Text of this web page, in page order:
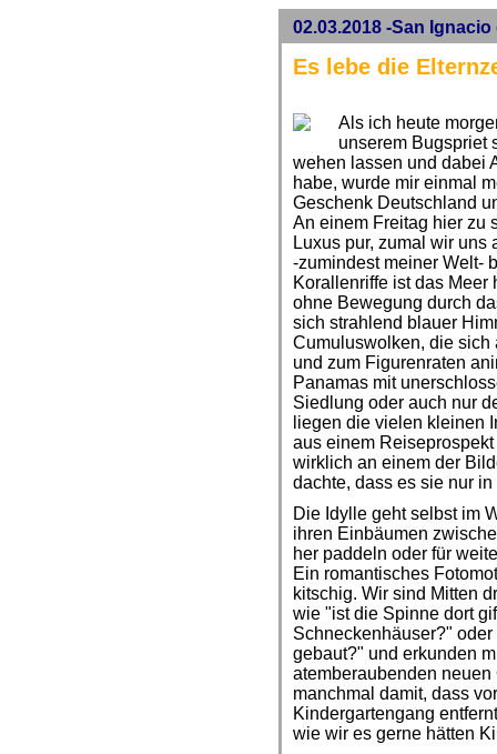
02.03.2018 -San
Es lebe die
Als ich heute
unserem Bugspriet
wehen lassen und dabei
habe, wurde mir einmal
Geschenk Deutschland
An einem Freitag hier zu
Luxus pur, zumal wir uns
-zumindest meiner Welt-
Korallenriffe ist das Meer
ohne Bewegung durch
sich strahlend blauer
Cumuluswolken, die sich
und zum Figurenraten
Panamas mit
Siedlung oder auch nur
liegen die vielen kleinen
aus einem
wirklich an einem der
dachte, dass es sie nur
Die Idylle geht selbst im
ihren Einbäumen
her paddeln oder für
Ein romantisches
kitschig. Wir sind Mitten
wie "ist die Spinne dort
Schneckenhäuser?"
gebaut?" und erkunden
atemberaubenden
manchmal damit, dass
Kindergartengang
wie wir es gerne hätten